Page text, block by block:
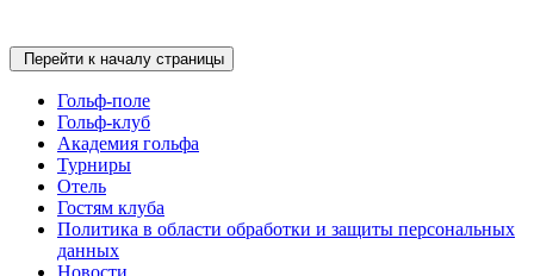
Перейти к началу страницы
Гольф-поле
Гольф-клуб
Академия гольфа
Турниры
Отель
Гостям клуба
Политика в области обработки и защиты персональных
данных
Новости